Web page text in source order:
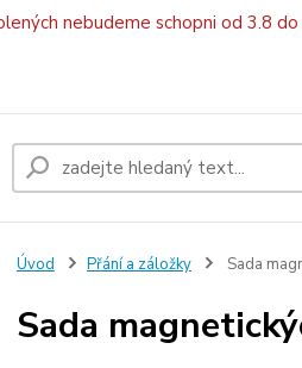
nebudeme schopni od 3.8
Úvod Přání a záložky Sada
Sada